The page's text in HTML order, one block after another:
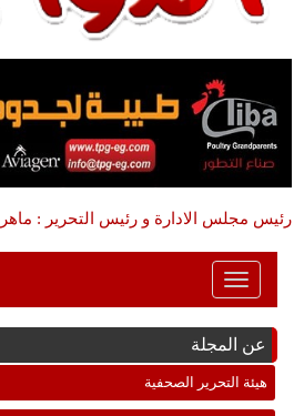
رئيس مجلس الادارة و رئيس التحرير :
Toggle
Navigation
عن المجلة
هيئة التحرير الصحفية